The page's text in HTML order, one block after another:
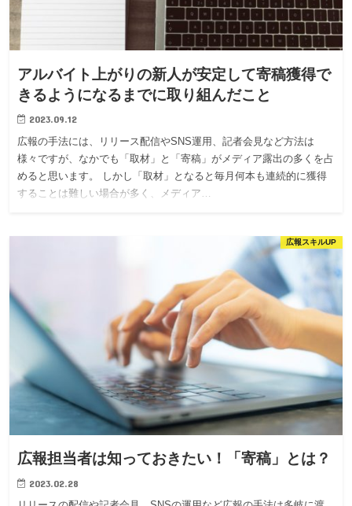
アルバイト上がりの新人が安定して寄稿獲得で
きるようになるまでに取り組んだこと
2023.09.12
広報の手法には、リリース配信やSNS運用、記者会見など方法は
様々ですが、なかでも「取材」と「寄稿」がメディア露出の多くを占
めると思います。 しかし「取材」となると毎月何本も連続的に獲得
することは難しい場合が多く、メディア…
広報スキルUP
広報担当者は知っておきたい！「寄稿」とは？
2023.02.28